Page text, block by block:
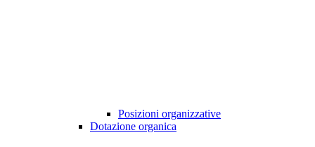
Posizioni organizzative
Dotazione organica